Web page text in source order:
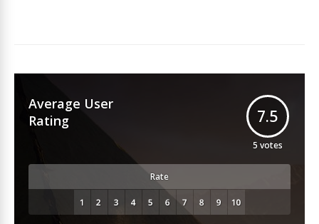
Average User
Rating
7.5
5 votes
Rate